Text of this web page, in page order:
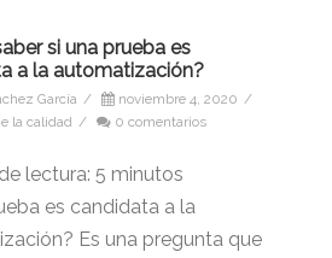
si una prueba es
a la automatización?
García / noviembre 4, 2020 /
la calidad / 0 comentarios
lectura: 5 minutos
es candidata a la
Es una pregunta que